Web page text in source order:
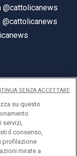
@cattolicanews
@cattolicanews
su questo
servizi,
il consenso,
profilazione
mirate a
SENZA ACCETTARE